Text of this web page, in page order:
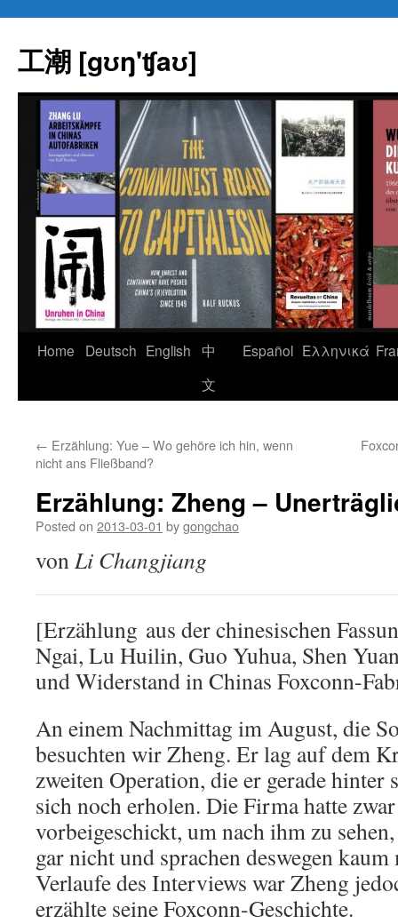
content
工潮 [gʊŋ'ʧaʊ]
Home Deutsch English
中
文
Español Eλληνικά
← Erzählung: Yue – Wo gehöre ich hin, wenn
nicht ans Fließband?
Erzählung: Zheng –
Posted on 2013-03-01 bygongchao
vonLi Changjiang
[Erzählung aus der chinesischen
Ngai, Lu Huilin, Guo Yuhua, Shen
und Widerstand in Chinas Foxconn-
An einem Nachmittag im August, die
besuchten wir Zheng. Er lag auf dem
zweiten Operation, die er gerade hinter
sich noch erholen. Die Firma hatte
vorbeigeschickt, um nach ihm zu
gar nicht und sprachen deswegen
Verlaufe des Interviews war Zheng
erzählte seine Foxconn-Geschichte.